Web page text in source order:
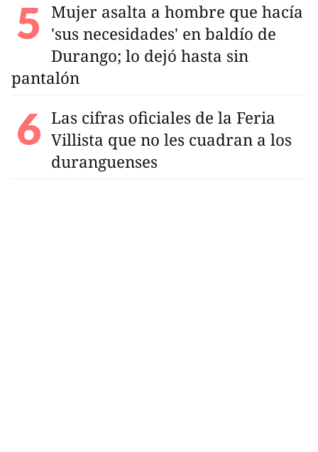
Mujer asalta a hombre que hacía
'sus necesidades' en baldío de
Durango; lo dejó hasta sin
pantalón
Las cifras oficiales de la Feria
Villista que no les cuadran a los
duranguenses